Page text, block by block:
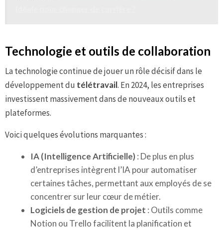
Technologie et outils de collaboration
La technologie continue de jouer un rôle décisif dans le
développement du télétravail. En 2024, les entreprises
investissent massivement dans de nouveaux outils et
plateformes.
Voici quelques évolutions marquantes :
IA (Intelligence Artificielle): De plus en plus
d’entreprises intègrent l’IA pour automatiser
certaines tâches, permettant aux employés de se
concentrer sur leur cœur de métier.
Logiciels de gestion de projet : Outils comme
Notion ou Trello facilitent la planification et